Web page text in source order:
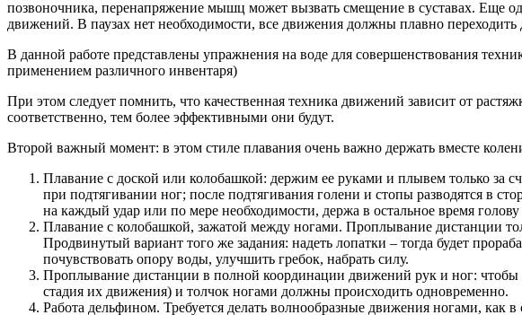
позвоночника, перенапряжение мышц может вызвать смещение в суставах. Еще
движений. В паузах нет необходимости, все движения должны плавно переходить
В данной работе представлены упражнения на воде для совершенствования
применением различного инвентаря)
При этом следует помнить, что качественная техника движений зависит от
соответственно, тем более эффективными они будут.
Второй важный момент: в этом стиле плавания очень важно держать вместе
Плавание с доской или колобашкой: держим ее руками и плывем только за
при подтягивании ног; после подтягивания голени и стопы разводятся в
на каждый удар или по мере необходимости, держа в остальное время
Плавание с колобашкой, зажатой между ногами. Проплывание дистанции
Продвинутый вариант того же задания: надеть лопатки – тогда будет
почувствовать опору воды, улучшить гребок, набрать силу.
Проплывание дистанции в полной координации движений рук и ног:
стадия их движения) и толчок ногами должны происходить одновременно.
Работа дельфином. Требуется делать волнообразные движения ногами, как